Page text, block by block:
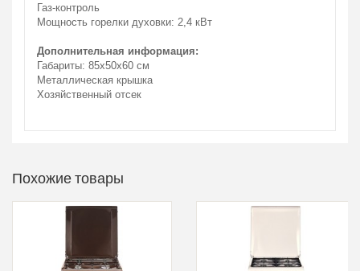
Газ-контроль
Мощность горелки духовки: 2,4 кВт
Дополнительная информация:
Габариты: 85х50х60 см
Металлическая крышка
Хозяйственный отсек
Похожие товары